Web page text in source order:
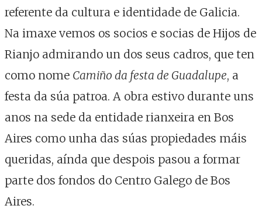
referente da cultura e identidade de Galicia.
Na imaxe vemos os socios e socias de Hijos de
Rianjo admirando un dos seus cadros, que ten
como nome Camiño da festa de Guadalupe, a
festa da súa patroa. A obra estivo durante uns
anos na sede da entidade rianxeira en Bos
Aires como unha das súas propiedades máis
queridas, aínda que despois pasou a formar
parte dos fondos do Centro Galego de Bos
Aires.